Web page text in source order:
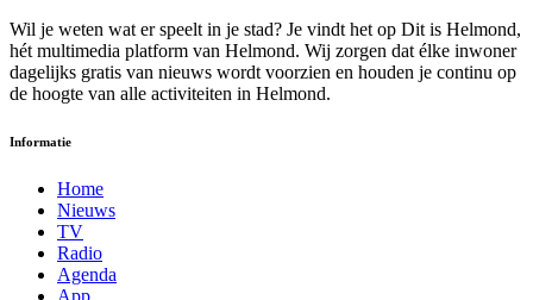
Wil je weten wat er speelt in je stad? Je vindt het op Dit is Helmond,
hét multimedia platform van Helmond. Wij zorgen dat élke inwoner
dagelijks gratis van nieuws wordt voorzien en houden je continu op
de hoogte van alle activiteiten in Helmond.
Informatie
Home
Nieuws
TV
Radio
Agenda
App